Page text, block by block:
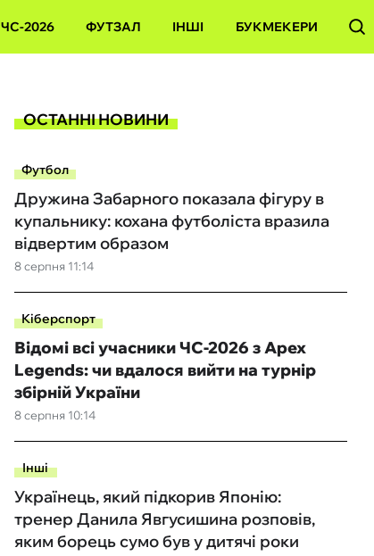
ЧС-2026 ФУТЗАЛ ІНШІ БУКМЕКЕРИ
ОСТАННІ НОВИНИ
Футбол
8 серпня 11:14
Дружина Забарного показала фігуру в
купальнику: кохана футболіста вразила
відвертим образом
Кіберспорт
8 серпня 10:14
Відомі всі учасники ЧС-2026 з Apex
Legends: чи вдалося вийти на турнір
збірній України
Інші
Українець, який підкорив Японію:
тренер Данила Явгусишина розповів,
яким борець сумо був у дитячі роки